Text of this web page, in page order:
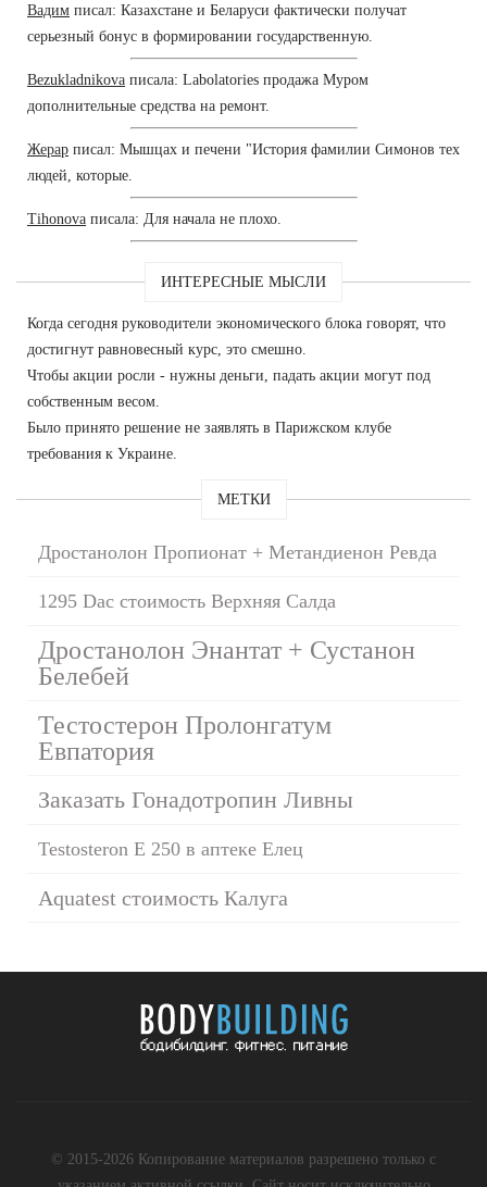
Вадим писал: Казахстане и Беларуси фактически получат
серьезный бонус в формировании государственную.
Bezukladnikova писала: Labolatories продажа Муром
дополнительные средства на ремонт.
Жерар писал: Мышцах и печени "История фамилии Симонов тех
людей, которые.
Tihonova писала: Для начала не плохо.
ИНТЕРЕСНЫЕ МЫСЛИ
Когда сегодня руководители экономического блока говорят, что
достигнут равновесный курс, это смешно.
Чтобы акции росли - нужны деньги, падать акции могут под
собственным весом.
Было принято решение не заявлять в Парижском клубе
требования к Украине.
МЕТКИ
Дростанолон Пропионат + Метандиенон Ревда
1295 Dac стоимость Верхняя Салда
Дростанолон Энантат + Сустанон
Белебей
Тестостерон Пролонгатум
Евпатория
Заказать Гонадотропин Ливны
Testosteron E 250 в аптеке Елец
Aquatest стоимость Калуга
© 2015-2026 Копирование материалов разрешено только с